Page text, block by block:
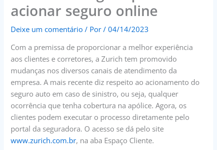
acionar seguro online
Deixe um comentário / Por/04/14/2023
Com a premissa de proporcionar a melhor experiência
aos clientes e corretores, a Zurich tem promovido
mudanças nos diversos canais de atendimento da
empresa. A mais recente diz respeito ao acionamento do
seguro auto em caso de sinistro, ou seja, qualquer
ocorrência que tenha cobertura na apólice. Agora, os
clientes podem executar o processo diretamente pelo
portal da seguradora. O acesso se dá pelo site
www.zurich.com.br, na aba Espaço Cliente.